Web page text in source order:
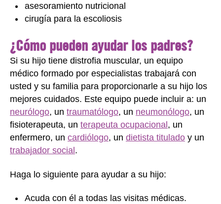
asesoramiento nutricional
cirugía para la escoliosis
¿Cómo pueden ayudar los padres?
Si su hijo tiene distrofia muscular, un equipo
médico formado por especialistas trabajará con
usted y su familia para proporcionarle a su hijo los
mejores cuidados. Este equipo puede incluir a: un
neurólogo, un traumatólogo, un neumonólogo, un
fisioterapeuta, un terapeuta ocupacional , un
enfermero, un cardiólogo, un dietista titulado y un
trabajador social .
Haga lo siguiente para ayudar a su hijo:
Acuda con él a todas las visitas médicas.